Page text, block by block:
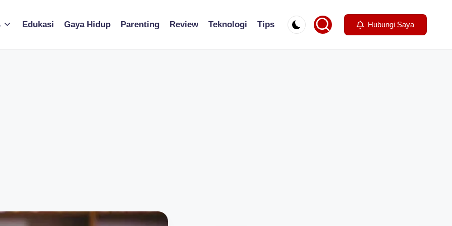
Edukasi Gaya Hidup Parenting Review Teknologi Tips Hubungi Saya